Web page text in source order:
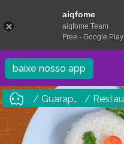
baixe nosso app
/ Guarapuava
aiqfome
aiqfome Team
Free - Google Play